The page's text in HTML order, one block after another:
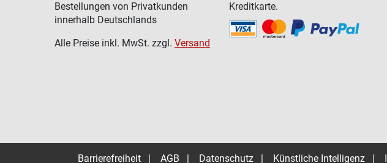
Bestellungen von Privatkunden
innerhalb Deutschlands
Alle Preise inkl. MwSt. zzgl. Versand
Kreditkarte.
Barrierefreiheit AGB Datenschutz Künstliche Intelligenz